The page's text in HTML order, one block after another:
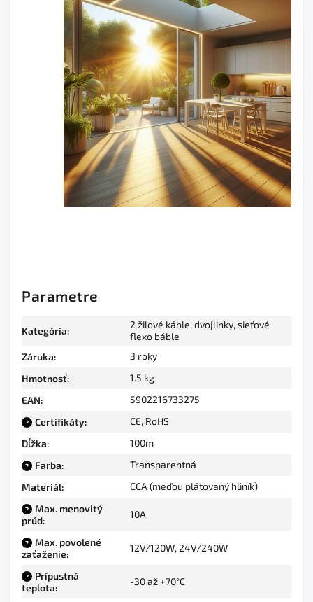
Parametre
Kategória:
2 žilové káble, dvojlinky, sieťové
flexo báble
Záruka:
3 roky
Hmotnosť:
1.5 kg
EAN: 5902216733275
? Certifikáty:
CE, RoHS
Dĺžka: 100m
? Farba:
Transparentná
Materiál: CCA (meďou plátovaný hliník)
?
Max. menovitý
prúd:
10A
?
Max. povolené
zaťaženie:
12V/120W, 24V/240W
?
Prípustná
teplota:
-30 až +70°C